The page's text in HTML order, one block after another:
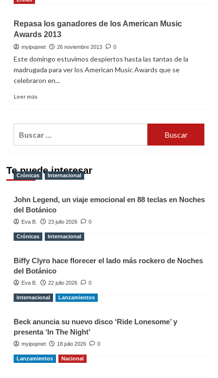
la
lista
de
los
nominados
a
los
Repasa los ganadores de los American Music
Awards 2013
myipopnet 26 noviembre 2013 0
Este domingo estuvimos despiertos hasta las tantas de la
madrugada para ver los American Music Awards que se
celebraron en...
Leer másLeer
Repasa
los
American
Music
2013
Te puede interesar
Crónicas Internacional
John Legend, un viaje emocional en 88 teclas en Noches
del Botánico
Eva B. 23 julio 2026 0
Crónicas Internacional
Biffy Clyro hace florecer el lado más rockero de Noches
del Botánico
Eva B. 22 julio 2026 0
Internacional Lanzamientos
Beck anuncia su nuevo disco ‘Ride Lonesome’ y
presenta ‘In The Night’
myipopnet 18 julio 2026 0
Lanzamientos Nacional